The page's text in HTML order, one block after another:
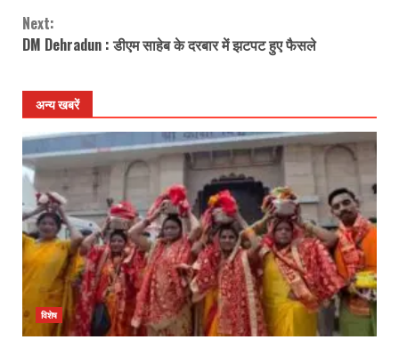
Next:
DM Dehradun : डीएम साहेब के दरबार में झटपट हुए फैसले
अन्य खबरें
विशेष